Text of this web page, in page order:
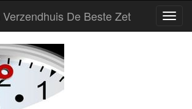
De Beste Zet